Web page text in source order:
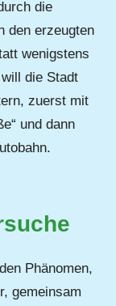
die
den erzeugten
wenigstens
die Stadt
zuerst mit
und dann
Phänomen,
gemeinsam